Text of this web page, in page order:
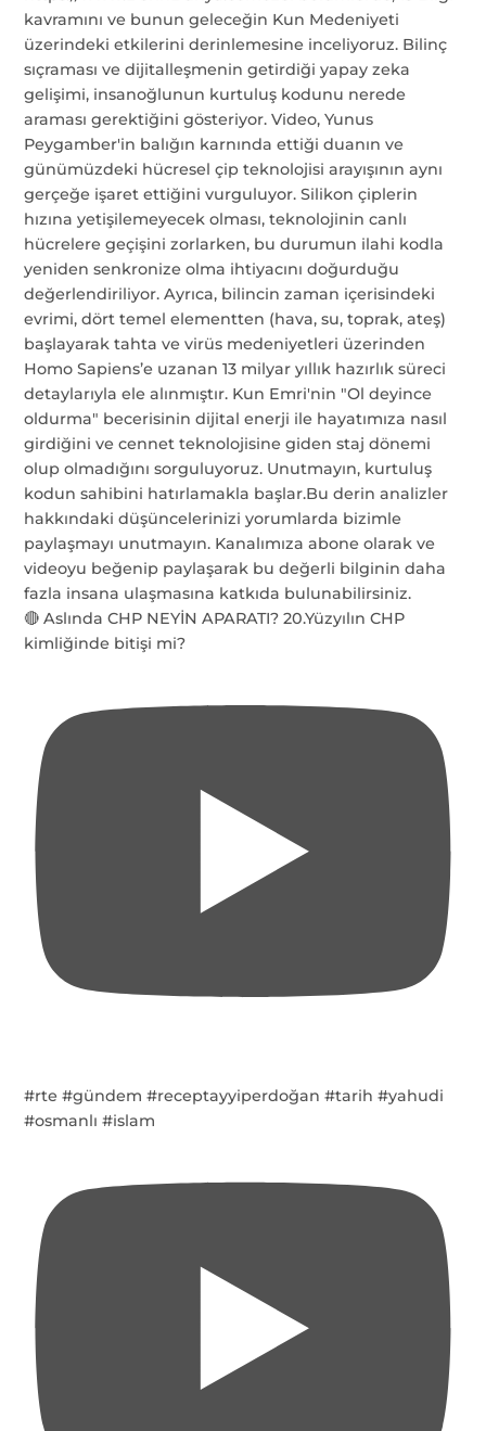
🔴 Aslında CHP NEYİN APARATI? 20.Yüzyılın CHP
kimliğinde bitişi mi?
#rte #gündem #receptayyiperdoğan #tarih #yahudi
#osmanlı #islam